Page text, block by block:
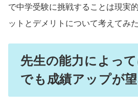
で中学受験に挑戦することは現実
ットとデメリトについて考えてみ
先生の能力によっ
でも成績アップが